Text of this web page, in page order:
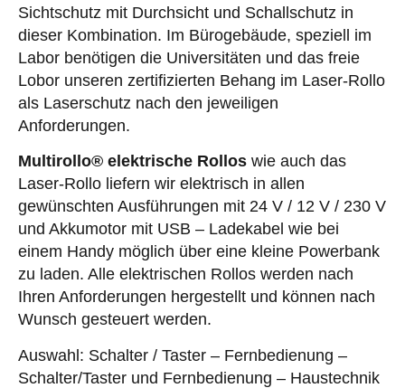
Sichtschutz mit Durchsicht und Schallschutz in
dieser Kombination. Im Bürogebäude, speziell im
Labor benötigen die Universitäten und das freie
Lobor unseren zertifizierten Behang im Laser-Rollo
als Laserschutz nach den jeweiligen
Anforderungen.
Multirollo® elektrische Rollos wie auch das
Laser-Rollo liefern wir elektrisch in allen
gewünschten Ausführungen mit 24 V / 12 V / 230 V
und Akkumotor mit USB – Ladekabel wie bei
einem Handy möglich über eine kleine Powerbank
zu laden. Alle elektrischen Rollos werden nach
Ihren Anforderungen hergestellt und können nach
Wunsch gesteuert werden.
Auswahl: Schalter / Taster – Fernbedienung –
Schalter/Taster und Fernbedienung – Haustechnik